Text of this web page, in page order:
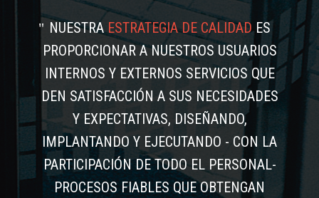
NUESTRAESTRATEGIA DE CALIDADES
PROPORCIONAR A NUESTROS USUARIOS
INTERNOS Y EXTERNOS SERVICIOS QUE
DEN SATISFACCIÓN A SUS NECESIDADES
Y EXPECTATIVAS, DISEÑANDO,
IMPLANTANDO Y EJECUTANDO - CON LA
PARTICIPACIÓN DE TODO EL PERSONAL-
PROCESOS FIABLES QUE OBTENGAN